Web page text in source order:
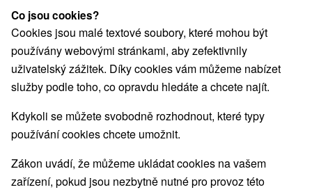
Mestské a zámocké parky
Kaštiele (1) Divadlá(3) Skanzeny(1)
Jazda na koni(2) Šport(1)
Hrady, zámky, zrúcaniny (3) Turistické atrakcie(3)
Detské centrá a mestečká(1) Aquaparky, kúpaliská
Vodopády Technické pamiatky
Atrakce s dětmi(7) Escaperoom(1)
Botanické záhrady(1) ZOO a zvieracie farmy
Obce a města
Co jsou cookies?
Cookies jsou malé textové soubory, které mohou být
používány webovými stránkami, aby zefektivnily
uživatelský zážitek. Díky cookies vám můžeme nabízet
služby podle toho, co opravdu hledáte a chcete najít.
Kdykoli se můžete svobodně rozhodnout, které typy
používání cookies chcete umožnit.
Zákon uvádí, že můžeme ukládat cookies na vašem
zařízení, pokud jsou nezbytně nutné pro provoz této